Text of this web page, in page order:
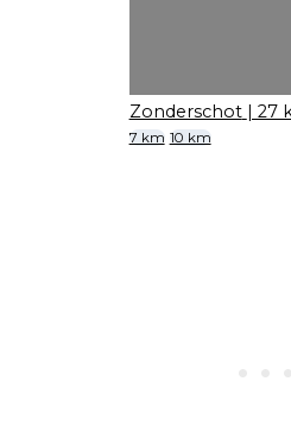
Zonderschot | 27
7 km 10 km